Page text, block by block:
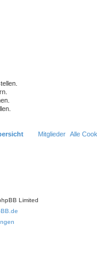
Alle
Mitglieder
Limited